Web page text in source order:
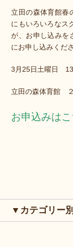
立田の森体育館春
にもいろいろなス
が、お申し込みを
にお申し込みくださ
3月25日土曜日
立田の森体育館
お申込みはこ
▼カテゴリー